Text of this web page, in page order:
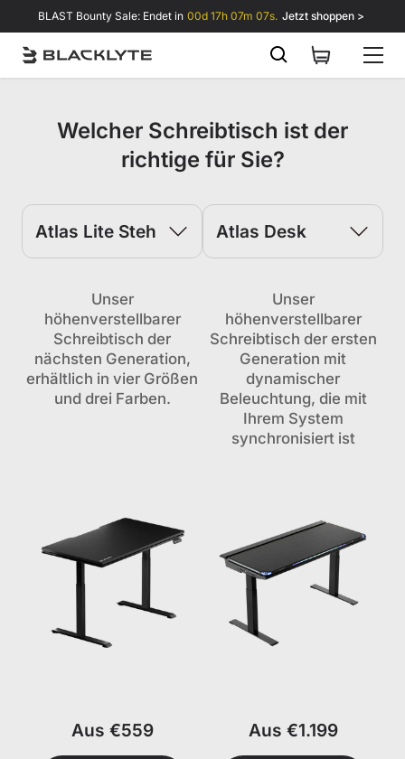
Zum Inhalt springen
BLAST Bounty Sale: Endet in 00d 17h 07m 07s. Jetzt shoppen >
Welcher Schreibtisch ist der
richtige für Sie?
Unser
höhenverstellbarer
Schreibtisch der
nächsten Generation,
erhältlich in vier Größen
und drei Farben.
Unser
höhenverstellbarer
Schreibtisch der ersten
Generation mit
dynamischer
Beleuchtung, die mit
Ihrem System
synchronisiert ist
Aus €559 Aus €1.199